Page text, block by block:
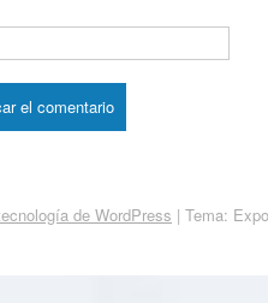
de WordPress | Tema: